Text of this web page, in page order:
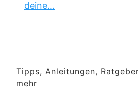
deine…
Tipps, Anleitungen,
mehr